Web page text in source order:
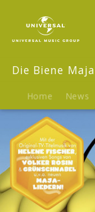
Maja
Meine
Lieder
Die Biene Maja
Home News